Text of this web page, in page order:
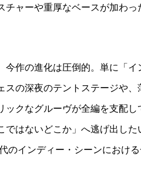
チャーや重厚なベースが加わ
今作の進化は圧倒的。単に「
スの深夜のテントステージや
ックなグルーヴが全編を支配
ではないどこか」へ逃げ出し
のインディー・シーンにおける